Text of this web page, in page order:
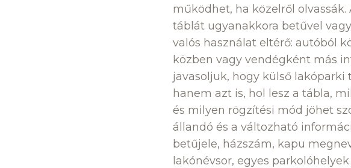
működhet, ha közelről
táblát ugyanakkora betűvel
valós használat eltérő: autóból
közben vagy vendégként más
javasoljuk, hogy külső lakóparki
hanem azt is, hol lesz a tábla,
és milyen rögzítési mód jöhet
állandó és a változható
betűjele, házszám, kapu
lakónévsor, egyes